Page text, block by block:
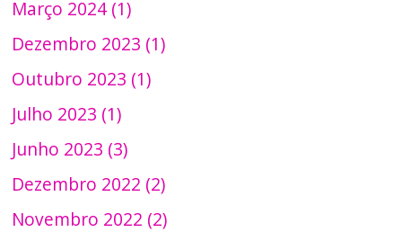
Março 2024 (1)
Dezembro 2023 (1)
Outubro 2023 (1)
Julho 2023 (1)
Junho 2023 (3)
Dezembro 2022 (2)
Novembro 2022 (2)